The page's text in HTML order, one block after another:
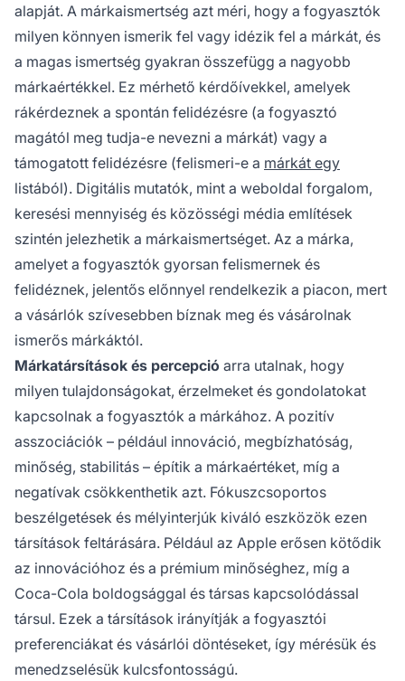
alapját. A márkaismertség azt méri, hogy a fogyasztók
milyen könnyen ismerik fel vagy idézik fel a márkát, és
a magas ismertség gyakran összefügg a nagyobb
márkaértékkel. Ez mérhető kérdőívekkel, amelyek
rákérdeznek a spontán felidézésre (a fogyasztó
magától meg tudja-e nevezni a márkát) vagy a
támogatott felidézésre (felismeri-e a márkát egy
listából). Digitális mutatók, mint a weboldal forgalom,
keresési mennyiség és közösségi média említések
szintén jelezhetik a márkaismertséget. Az a márka,
amelyet a fogyasztók gyorsan felismernek és
felidéznek, jelentős előnnyel rendelkezik a piacon, mert
a vásárlók szívesebben bíznak meg és vásárolnak
ismerős márkáktól.
Márkatársítások és percepció arra utalnak, hogy
milyen tulajdonságokat, érzelmeket és gondolatokat
kapcsolnak a fogyasztók a márkához. A pozitív
asszociációk – például innováció, megbízhatóság,
minőség, stabilitás – építik a márkaértéket, míg a
negatívak csökkenthetik azt. Fókuszcsoportos
beszélgetések és mélyinterjúk kiváló eszközök ezen
társítások feltárására. Például az Apple erősen kötődik
az innovációhoz és a prémium minőséghez, míg a
Coca-Cola boldogsággal és társas kapcsolódással
társul. Ezek a társítások irányítják a fogyasztói
preferenciákat és vásárlói döntéseket, így mérésük és
menedzselésük kulcsfontosságú.